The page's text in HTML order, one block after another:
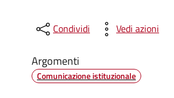
Condividi Vedi azioni
Argomenti
Comunicazione istituzionale